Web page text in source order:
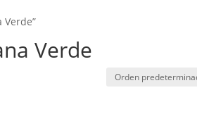
Verde